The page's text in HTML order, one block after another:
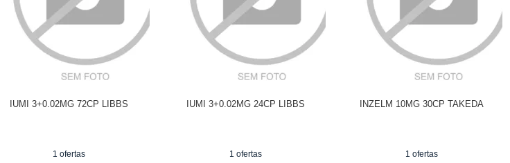
IUMI 3+0.02MG 72CP LIBBS
1 ofertas
IUMI 3+0.02MG 24CP LIBBS
1 ofertas
INZELM 10MG 30CP TAKEDA
1 ofertas